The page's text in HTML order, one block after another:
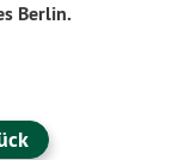
Berlin.